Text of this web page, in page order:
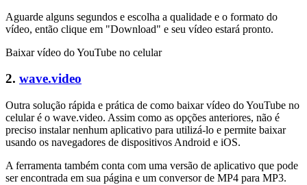
Aguarde alguns segundos e escolha a qualidade e o formato do
vídeo, então clique em "Download" e seu vídeo estará pronto.
Baixar vídeo do YouTube no celular
2. wave.video
Outra solução rápida e prática de como baixar vídeo do YouTube no
celular é o wave.video. Assim como as opções anteriores, não é
preciso instalar nenhum aplicativo para utilizá-lo e permite baixar
usando os navegadores de dispositivos Android e iOS.
A ferramenta também conta com uma versão de aplicativo que pode
ser encontrada em sua página e um conversor de MP4 para MP3.